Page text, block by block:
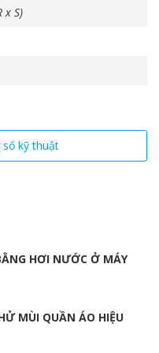
tầng
x S)
kỹ thuật
HƠI NƯỚC Ở MÁY
MÙI QUẦN ÁO HIỆU